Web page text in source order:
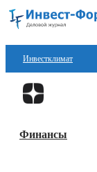
Инвестклимат
Финансы
Блокчейн
Финансы